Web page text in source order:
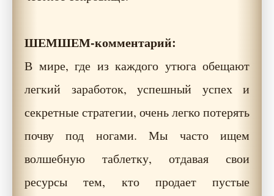
ШЕМШЕМ-комментарий:
В мире, где из каждого утюга обещают
легкий заработок, успешный успех и
секретные стратегии, очень легко потерять
почву под ногами. Мы часто ищем
волшебную таблетку, отдавая свои
ресурсы тем, кто продает пустые